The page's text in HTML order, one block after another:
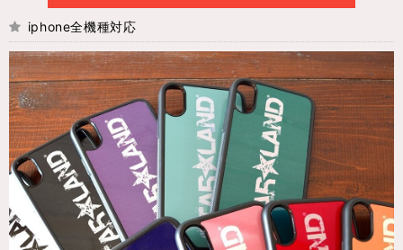
iphone全機種対応